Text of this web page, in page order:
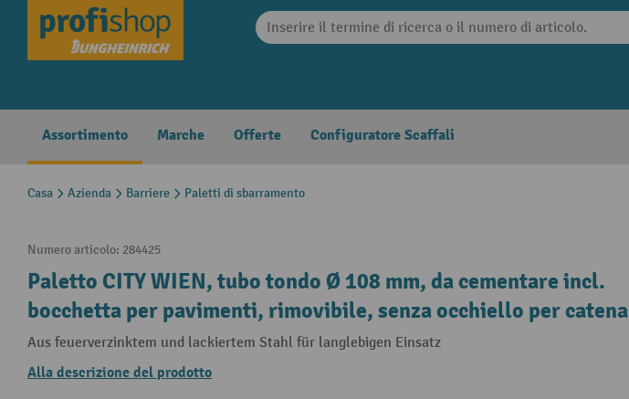
Skip to main navigation
Assortimento Marche Offerte Configuratore Scaffali
Casa Azienda Barriere Paletti di sbarramento
Numero articolo: 284425
Paletto CITY WIEN, tubo tondo Ø 108 mm, da cementare incl.
bocchetta per pavimenti, rimovibile, senza occhiello per catena
Aus feuerverzinktem und lackiertem Stahl für langlebigen Einsatz
Alla descrizione del prodotto